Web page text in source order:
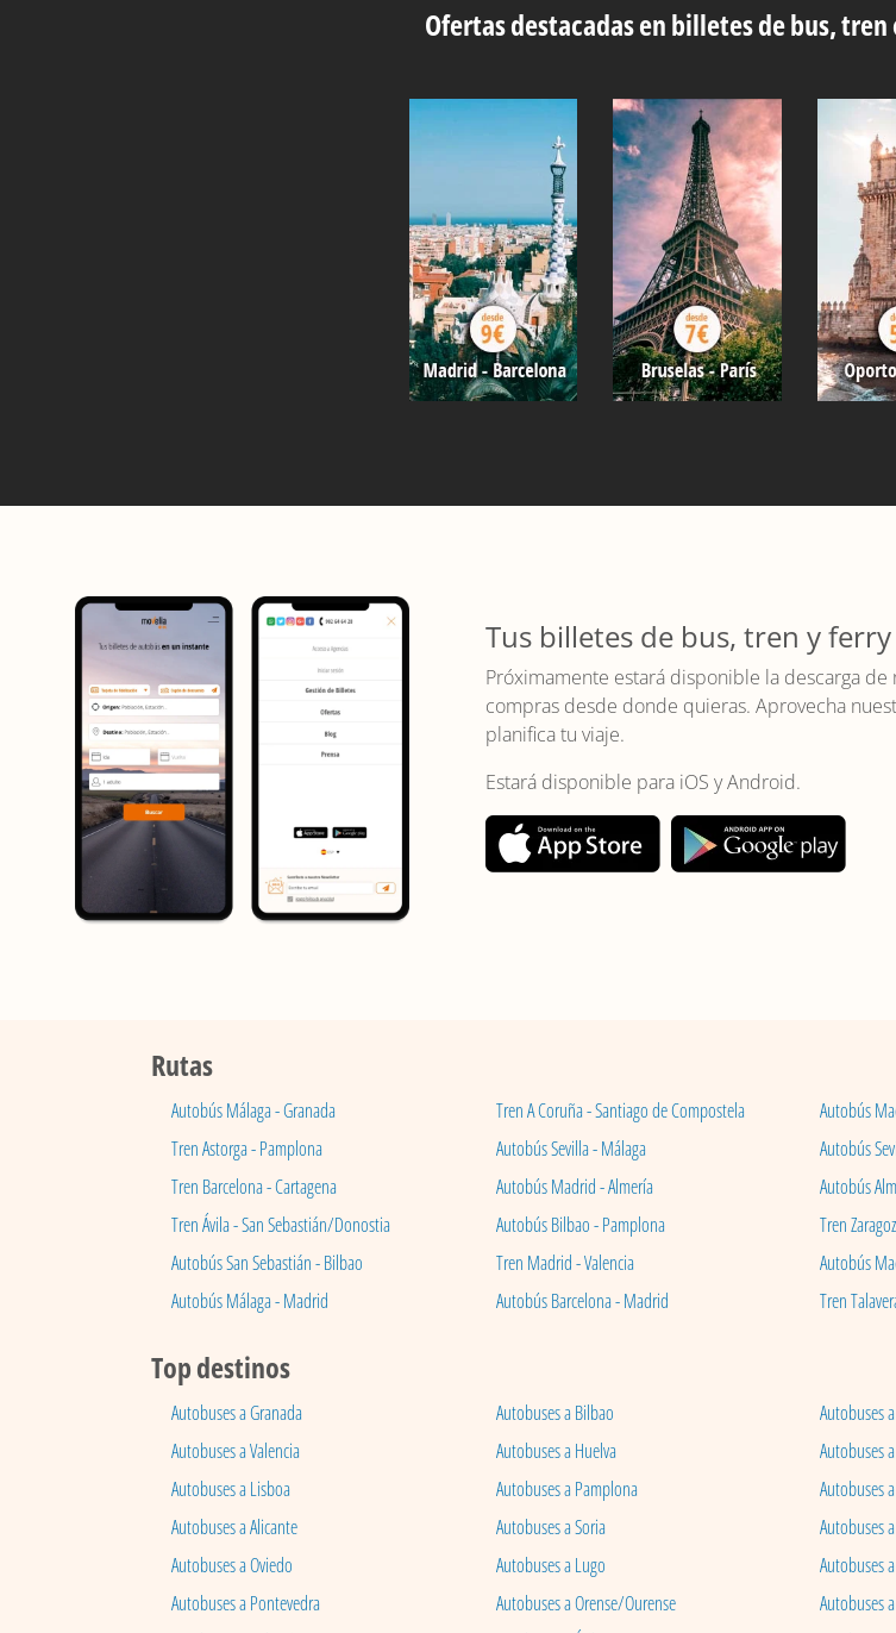
Ofertas destacadas en billetes de bus,
Tus billetes de bus, tren y
Próximamente estará disponible la descarga
compras desde donde quieras. Aprovecha
planifica tu viaje.
Estará disponible para iOS y Android.
Rutas
Autobús Málaga - Granada Tren A Coruña - Santiago de Compostela Autobús
Tren Astorga - Pamplona
Autobús Sevilla - Málaga Autobús
Tren Barcelona - Cartagena
Autobús Madrid - Almería Autobús
Tren Ávila - San Sebastián/Donostia
Autobús Bilbao - Pamplona Tren
Autobús San Sebastián - Bilbao
Tren Madrid - Valencia Autobús
Autobús Málaga - Madrid
Autobús Barcelona - Madrid Tren
Top destinos
Autobuses a Granada Autobuses a Bilbao Autobuses
Autobuses a Valencia
Autobuses a Huelva Autobuses
Autobuses a Lisboa
Autobuses a Pamplona Autobuses
Autobuses a Alicante
Autobuses a Soria Autobuses
Autobuses a Oviedo
Autobuses a Lugo Autobuses
Autobuses a Pontevedra
Autobuses a Orense/Ourense Autobuses